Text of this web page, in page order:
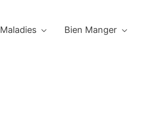
Maladies Bien Manger